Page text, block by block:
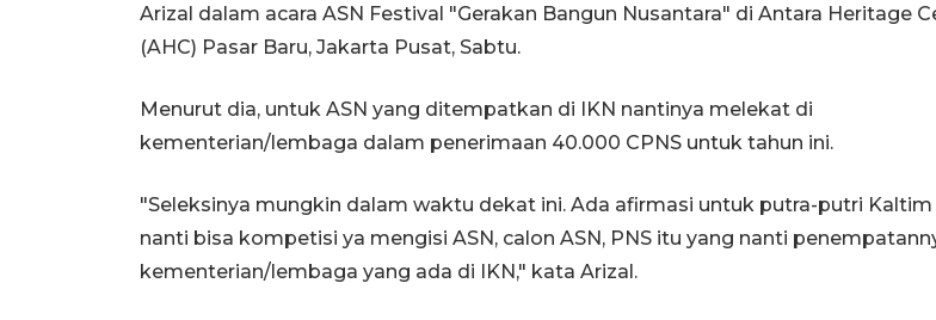
Arizal dalam acara ASN Festival "Gerakan Bangun Nusantara" di Antara Heritage
(AHC) Pasar Baru, Jakarta Pusat, Sabtu.
Menurut dia, untuk ASN yang ditempatkan di IKN nantinya melekat di
kementerian/lembaga dalam penerimaan 40.000 CPNS untuk tahun ini.
"Seleksinya mungkin dalam waktu dekat ini. Ada afirmasi untuk putra-putri
nanti bisa kompetisi ya mengisi ASN, calon ASN, PNS itu yang nanti
kementerian/lembaga yang ada di IKN," kata Arizal.